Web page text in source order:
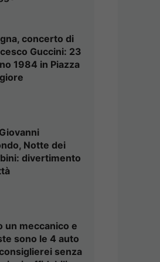
concerto di
Guccini: 23
1984 in Piazza
Notte dei
divertimento
un meccanico e
sono le 4 auto
senza